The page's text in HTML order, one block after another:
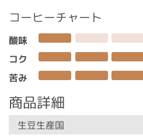
コーヒーチャート
酸味
コク
苦み
商品詳細
生豆生産国